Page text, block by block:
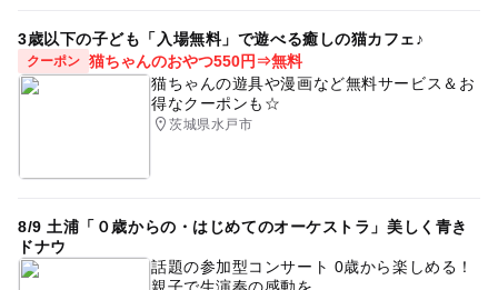
3歳以下の子ども「入場無料」で遊べる癒しの猫カフェ♪
クーポン 猫ちゃんのおやつ550円⇒無料
猫ちゃんの遊具や漫画など無料サービス＆お
得なクーポンも☆
茨城県水戸市
8/9 土浦「０歳からの・はじめてのオーケストラ」美しく青き
ドナウ
話題の参加型コンサート 0歳から楽しめる！